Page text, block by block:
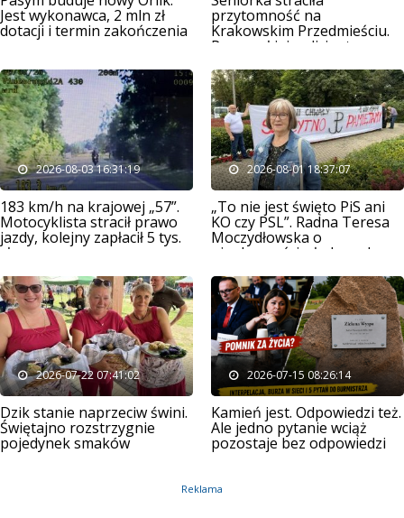
Jest wykonawca, 2 mln zł
dotacji i termin zakończenia
przytomność na
Krakowskim Przedmieściu.
Pomagał jej policjant ze
2026-08-03 16:31:19
183 km/h na krajowej „57”.
Motocyklista stracił prawo
jazdy, kolejny zapłacił 5 tys.
zł
2026-08-01 18:37:07
„To nie jest święto PiS ani
KO czy PSL”. Radna Teresa
Moczydłowska o
nieobecności władz podczas
2026-07-22 07:41:02
Dzik stanie naprzeciw świni.
Świętajno rozstrzygnie
pojedynek smaków
2026-07-15 08:26:14
Kamień jest. Odpowiedzi też.
Ale jedno pytanie wciąż
pozostaje bez odpowiedzi
Reklama